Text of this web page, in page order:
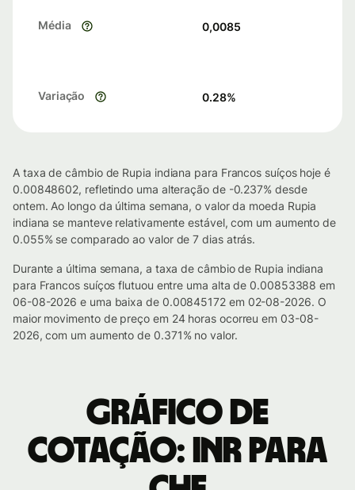
Média 0,0085
Variação 0.28%
A taxa de câmbio de Rupia indiana para Francos suíços hoje é
0.00848602, refletindo uma alteração de -0.237% desde
ontem. Ao longo da última semana, o valor da moeda Rupia
indiana se manteve relativamente estável, com um aumento de
0.055% se comparado ao valor de 7 dias atrás.
Durante a última semana, a taxa de câmbio de Rupia indiana
para Francos suíços flutuou entre uma alta de 0.00853388 em
06-08-2026 e uma baixa de 0.00845172 em 02-08-2026. O
maior movimento de preço em 24 horas ocorreu em 03-08-
2026, com um aumento de 0.371% no valor.
Gráfico de
cotação: INR para